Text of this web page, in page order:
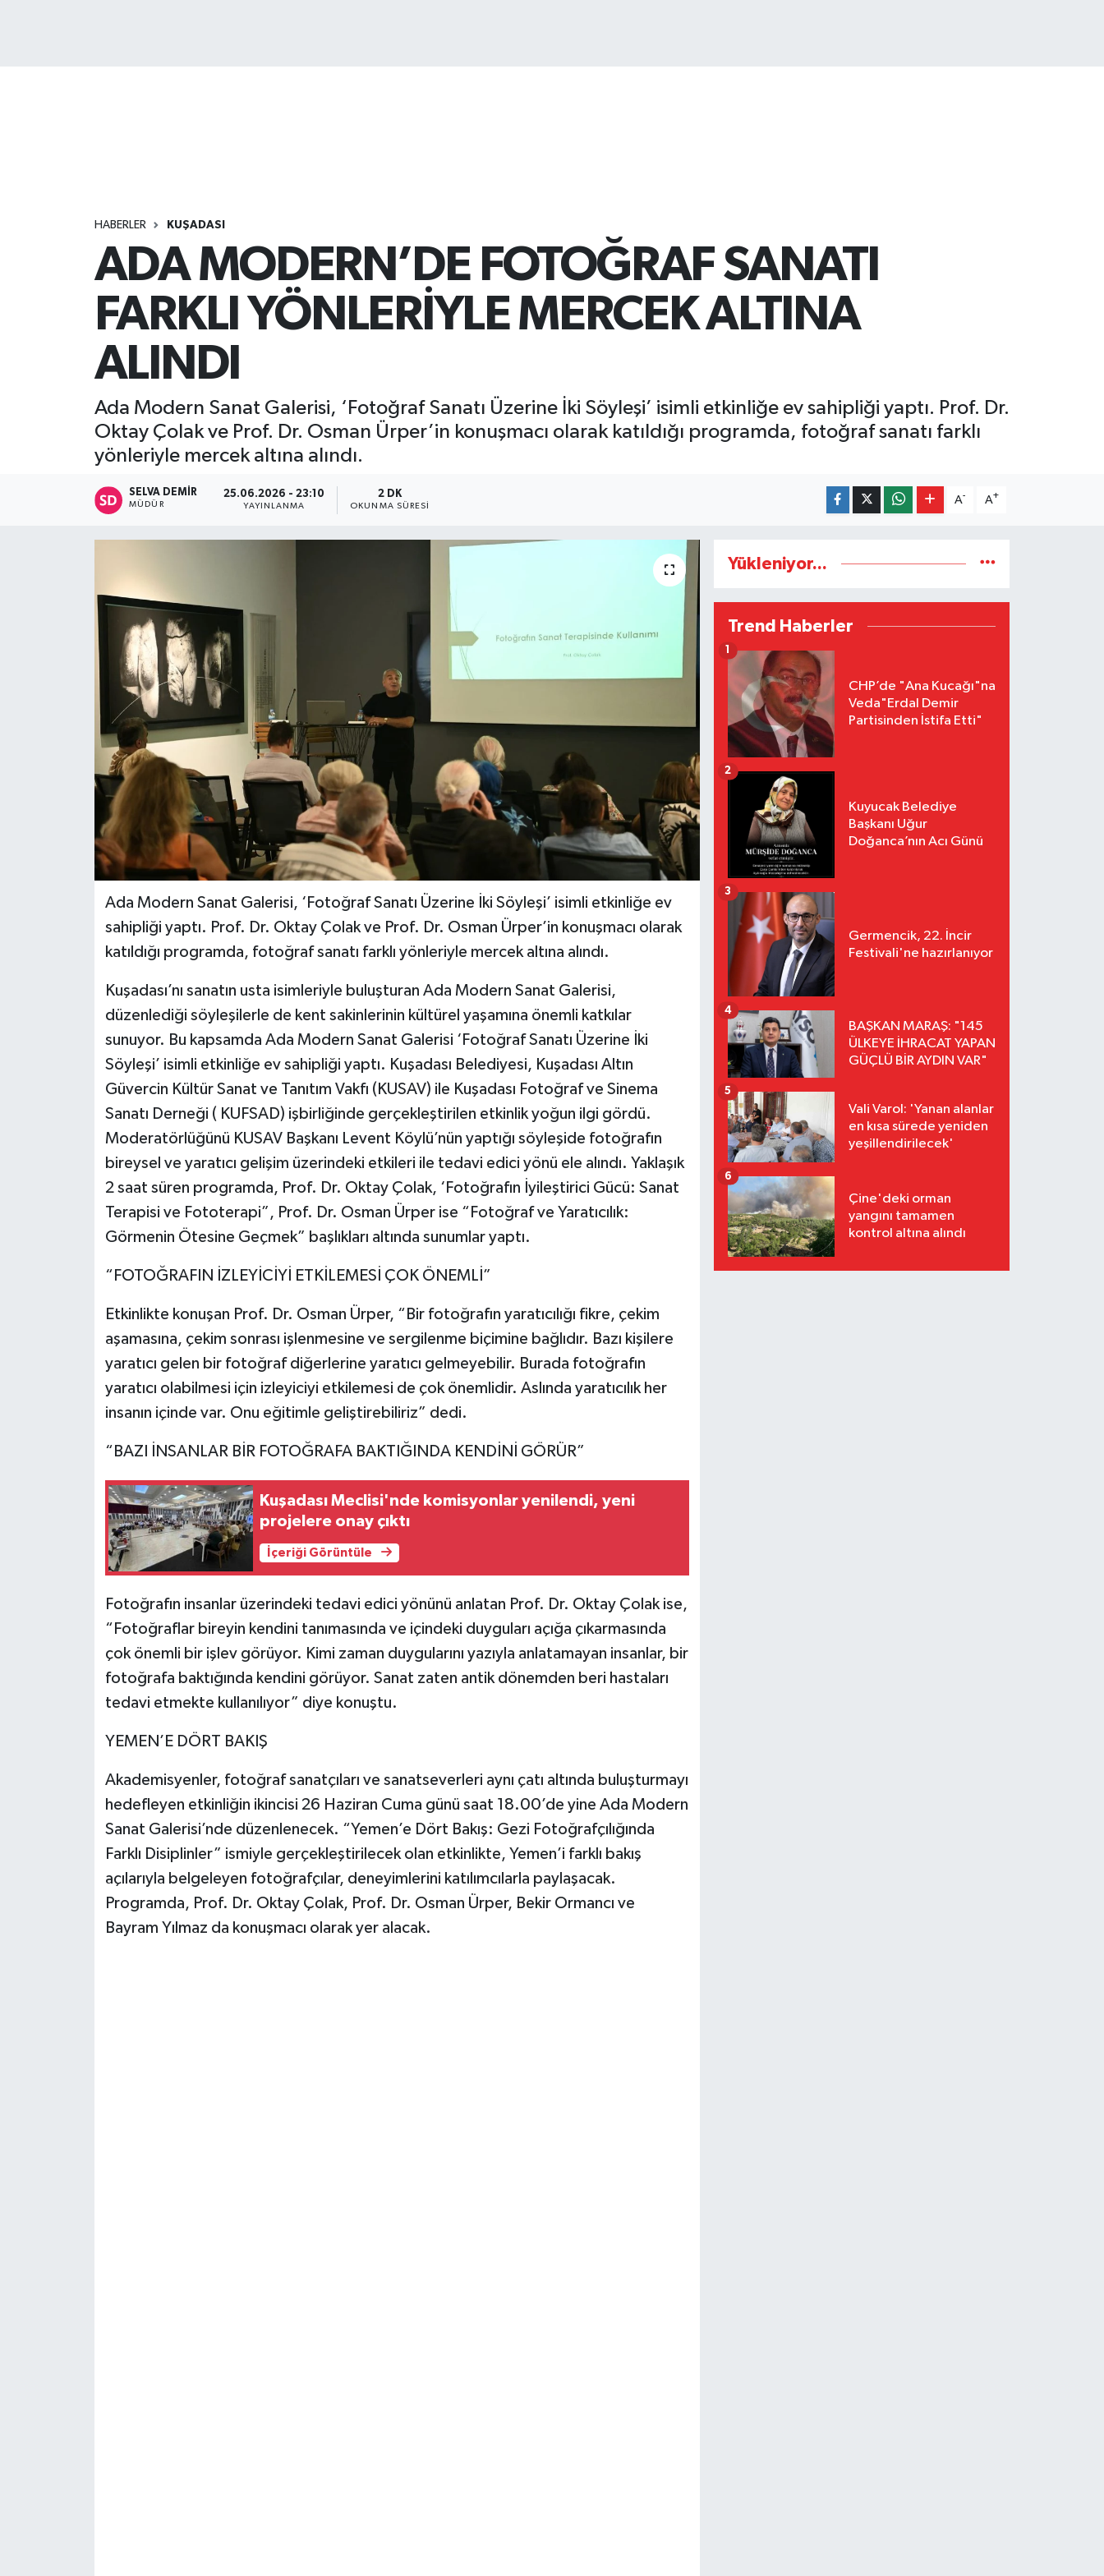
HABERLER KUŞADASI
ADA MODERN’DE FOTOĞRAF SANATI
FARKLI YÖNLERİYLE MERCEK ALTINA
ALINDI
Ada Modern Sanat Galerisi, ‘Fotoğraf Sanatı Üzerine İki Söyleşi’ isimli etkinliğe ev sahipliği yaptı. Prof. Dr.
Oktay Çolak ve Prof. Dr. Osman Ürper’in konuşmacı olarak katıldığı programda, fotoğraf sanatı farklı
yönleriyle mercek altına alındı.
SELVA DEMIR
MÜDÜR
25.06.2026 - 23:10
YAYINLANMA
2 DK
OKUNMA SÜRESI
A- A+
Ada Modern Sanat Galerisi, ‘Fotoğraf Sanatı Üzerine İki Söyleşi’ isimli etkinliğe ev
sahipliği yaptı. Prof. Dr. Oktay Çolak ve Prof. Dr. Osman Ürper’in konuşmacı olarak
katıldığı programda, fotoğraf sanatı farklı yönleriyle mercek altına alındı.
Kuşadası’nı sanatın usta isimleriyle buluşturan Ada Modern Sanat Galerisi,
düzenlediği söyleşilerle de kent sakinlerinin kültürel yaşamına önemli katkılar
sunuyor. Bu kapsamda Ada Modern Sanat Galerisi ‘Fotoğraf Sanatı Üzerine İki
Söyleşi’ isimli etkinliğe ev sahipliği yaptı. Kuşadası Belediyesi, Kuşadası Altın
Güvercin Kültür Sanat ve Tanıtım Vakfı (KUSAV) ile Kuşadası Fotoğraf ve Sinema
Sanatı Derneği ( KUFSAD) işbirliğinde gerçekleştirilen etkinlik yoğun ilgi gördü.
Moderatörlüğünü KUSAV Başkanı Levent Köylü’nün yaptığı söyleşide fotoğrafın
bireysel ve yaratıcı gelişim üzerindeki etkileri ile tedavi edici yönü ele alındı. Yaklaşık
2 saat süren programda, Prof. Dr. Oktay Çolak, ‘Fotoğrafın İyileştirici Gücü: Sanat
Terapisi ve Fototerapi”, Prof. Dr. Osman Ürper ise “Fotoğraf ve Yaratıcılık:
Görmenin Ötesine Geçmek” başlıkları altında sunumlar yaptı.
“FOTOĞRAFIN İZLEYİCİYİ ETKİLEMESİ ÇOK ÖNEMLİ”
Etkinlikte konuşan Prof. Dr. Osman Ürper, “Bir fotoğrafın yaratıcılığı fikre, çekim
aşamasına, çekim sonrası işlenmesine ve sergilenme biçimine bağlıdır. Bazı kişilere
yaratıcı gelen bir fotoğraf diğerlerine yaratıcı gelmeyebilir. Burada fotoğrafın
yaratıcı olabilmesi için izleyiciyi etkilemesi de çok önemlidir. Aslında yaratıcılık her
insanın içinde var. Onu eğitimle geliştirebiliriz” dedi.
“BAZI İNSANLAR BİR FOTOĞRAFA BAKTIĞINDA KENDİNİ GÖRÜR”
Kuşadası Meclisi'nde komisyonlar yenilendi, yeni
projelere onay çıktı
İçeriği Görüntüle
Fotoğrafın insanlar üzerindeki tedavi edici yönünü anlatan Prof. Dr. Oktay Çolak ise,
“Fotoğraflar bireyin kendini tanımasında ve içindeki duyguları açığa çıkarmasında
çok önemli bir işlev görüyor. Kimi zaman duygularını yazıyla anlatamayan insanlar, bir
fotoğrafa baktığında kendini görüyor. Sanat zaten antik dönemden beri hastaları
tedavi etmekte kullanılıyor” diye konuştu.
YEMEN’E DÖRT BAKIŞ
Akademisyenler, fotoğraf sanatçıları ve sanatseverleri aynı çatı altında buluşturmayı
hedefleyen etkinliğin ikincisi 26 Haziran Cuma günü saat 18.00’de yine Ada Modern
Sanat Galerisi’nde düzenlenecek. “Yemen’e Dört Bakış: Gezi Fotoğrafçılığında
Farklı Disiplinler” ismiyle gerçekleştirilecek olan etkinlikte, Yemen’i farklı bakış
açılarıyla belgeleyen fotoğrafçılar, deneyimlerini katılımcılarla paylaşacak.
Programda, Prof. Dr. Oktay Çolak, Prof. Dr. Osman Ürper, Bekir Ormancı ve
Bayram Yılmaz da konuşmacı olarak yer alacak.
Yükleniyor...
Trend Haberler
CHP’de "Ana Kucağı"na
Veda"Erdal Demir
Partisinden İstifa Etti"
1
Kuyucak Belediye
Başkanı Uğur
Doğanca’nın Acı Günü
2
Germencik, 22. İncir
Festivali'ne hazırlanıyor
3
BAŞKAN MARAŞ: "145
ÜLKEYE İHRACAT YAPAN
GÜÇLÜ BİR AYDIN VAR"
4
Vali Varol: 'Yanan alanlar
en kısa sürede yeniden
yeşillendirilecek'
5
Çine'deki orman
yangını tamamen
kontrol altına alındı
6